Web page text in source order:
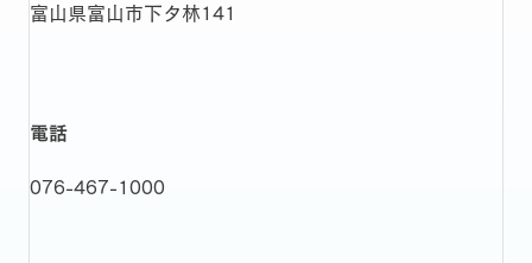
富山県富山市下タ林141
電話
076-467-1000